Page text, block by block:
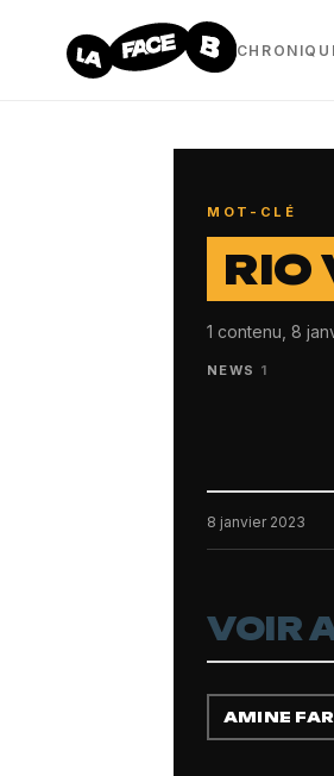
MOT-CLÉ
RIO
1 contenu, 8
NEWS 1
8 janvier 2023
VOIR
AMINE